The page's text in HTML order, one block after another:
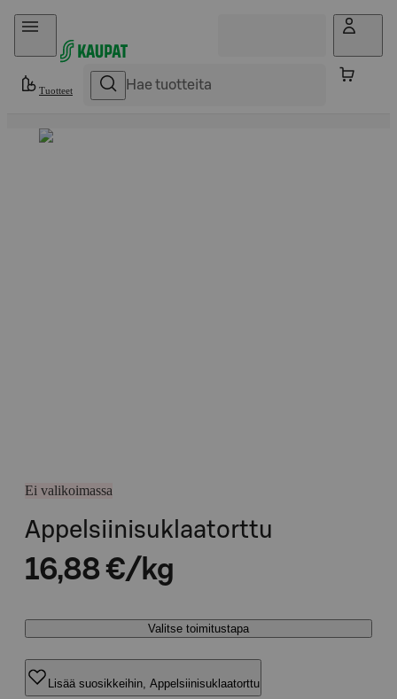
Hyppää sisältöön
Tuotteet
Ei valikoimassa
Appelsiinisuklaatorttu
16,88 €/kg
Valitse toimitustapa
Lisää suosikkeihin, Appelsiinisuklaatorttu